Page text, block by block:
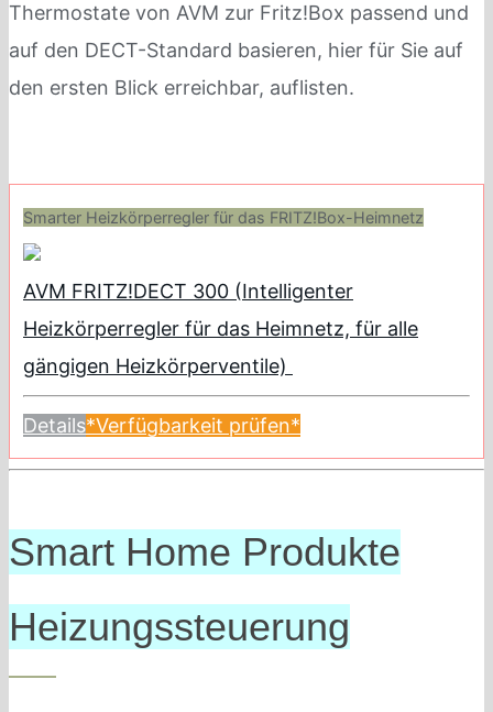
Thermostate von AVM zur Fritz!Box passend und
auf den DECT-Standard basieren, hier für Sie auf
den ersten Blick erreichbar, auflisten.
Smarter Heizkörperregler für das FRITZ!Box-Heimnetz
AVM FRITZ!DECT 300 (Intelligenter
Heizkörperregler für das Heimnetz, für alle
gängigen Heizkörperventile)
Details*Verfügbarkeit prüfen*
Smart Home Produkte
Heizungssteuerung